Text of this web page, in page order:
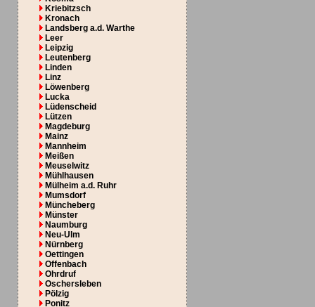
Kriebitzsch
Kronach
Landsberg a.d. Warthe
Leer
Leipzig
Leutenberg
Linden
Linz
Löwenberg
Lucka
Lüdenscheid
Lützen
Magdeburg
Mainz
Mannheim
Meißen
Meuselwitz
Mühlhausen
Mülheim a.d. Ruhr
Mumsdorf
Müncheberg
Münster
Naumburg
Neu-Ulm
Nürnberg
Oettingen
Offenbach
Ohrdruf
Oschersleben
Pölzig
Ponitz